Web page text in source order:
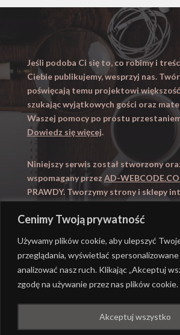
Cenimy Twoją prywatność
Używamy plików cookie, aby ulepszyć
przeglądania, wyświetlać
analizować nasz ruch. Klikając „Akceptuj
zgodę na używanie przez nas plików cookie.
Akceptuj wszystko
Jeśli podoba Ci się to, co robimy i
Ciebie publikujemy, wesprzyj nas.
poświęcają temu projektowi
szukając wyjątkowych gości oraz
Waszej pomocy po prostu
Dowiedz się więcej.
Niniejszy serwis został stworzony
wspomagany przez AD-
PRAWDY. Tworzymy strony i sklepy
Zapraszamy takze naWYUCZENI.PL
AD-WEBCODE.COM